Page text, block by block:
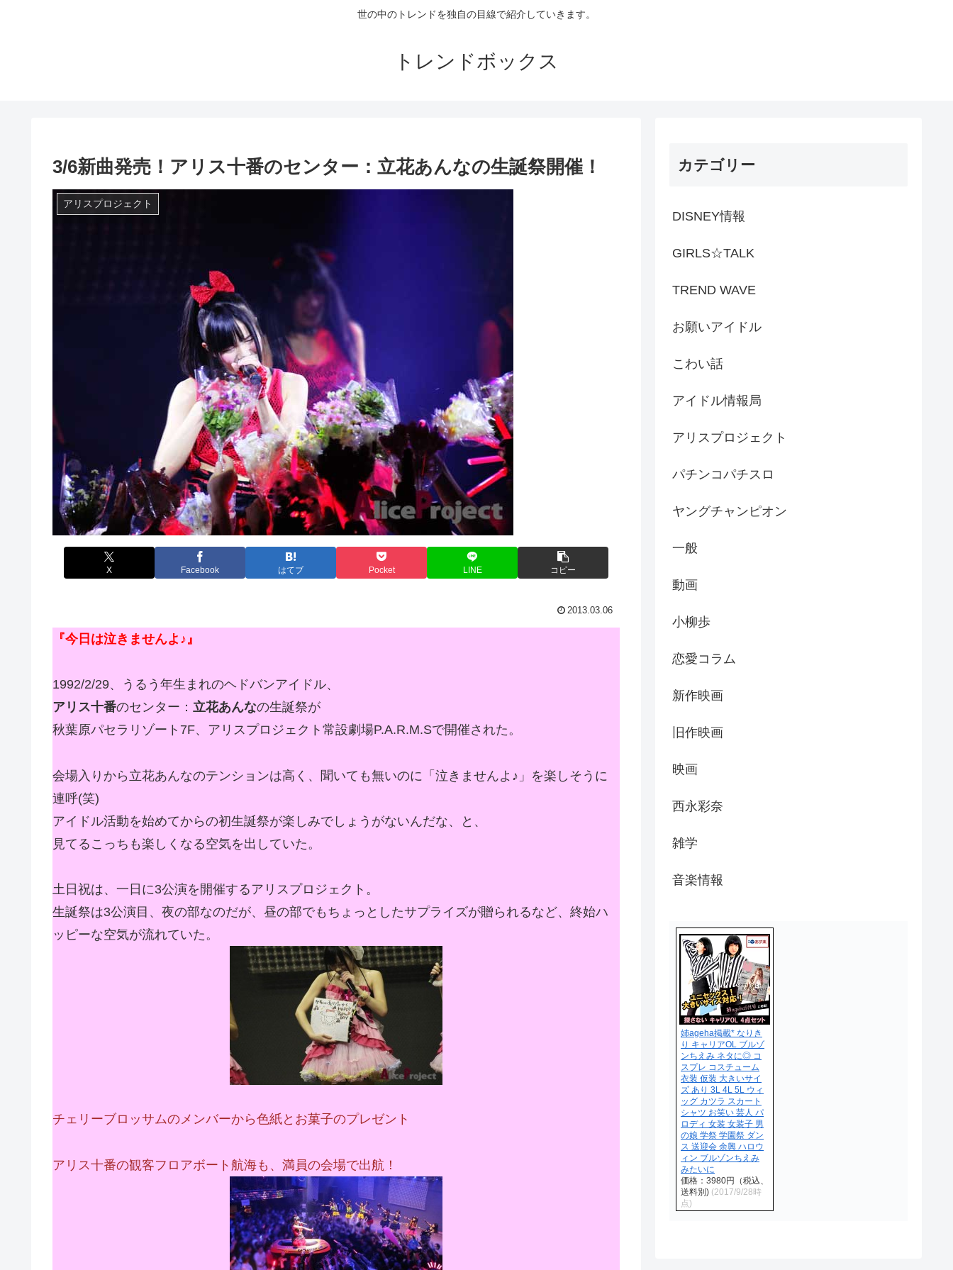
世の中のトレンドを独自の目線で紹介していきます。
トレンドボックス
3/6新曲発売！アリス十番のセンター：立花あんなの生誕祭開催！
アリスプロジェクト
X Facebook はてブ Pocket LINE コピー
2013.03.06
『今日は泣きませんよ♪』
1992/2/29、うるう年生まれのヘドバンアイドル、
アリス十番のセンター： 立花あんなの生誕祭が
秋葉原パセラリゾート7F、アリスプロジェクト常設劇場P.A.R.M.Sで開催された。
会場入りから立花あんなのテンションは高く、聞いても無いのに「泣きませんよ♪」を楽しそうに
連呼(笑)
アイドル活動を始めてからの初生誕祭が楽しみでしょうがないんだな、と、
見てるこっちも楽しくなる空気を出していた。
土日祝は、一日に3公演を開催するアリスプロジェクト。
生誕祭は3公演目、夜の部なのだが、昼の部でもちょっとしたサプライズが贈られるなど、終始ハ
ッピーな空気が流れていた。
チェリーブロッサムのメンバーから色紙とお菓子のプレゼント
アリス十番の観客フロアボート航海も、満員の会場で出航！
カテゴリー
DISNEY情報
GIRLS☆TALK
TREND WAVE
お願いアイドル
こわい話
アイドル情報局
アリスプロジェクト
パチンコパチスロ
ヤングチャンピオン
一般
動画
小柳歩
恋愛コラム
新作映画
旧作映画
映画
西永彩奈
雑学
音楽情報
姉ageha掲載* なりき
り キャリアOL ブルゾ
ンちえみ ネタに◎ コ
スプレ コスチューム
衣装 仮装 大きいサイ
ズ あり 3L 4L 5L ウィ
ッグ カツラ スカート
シャツ お笑い 芸人 パ
ロディ 女装 女装子 男
の娘 学祭 学園祭 ダン
ス 送迎会 余興 ハロウ
ィン ブルゾンちえみ
みたいに
価格：3980円（税込、
送料別) (2017/9/28時
点)